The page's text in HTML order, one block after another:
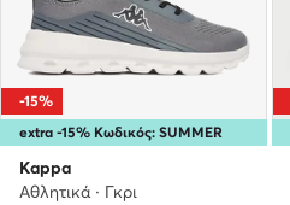
extra -15% Κωδικός: SUMMER
-15%
Kappa
Αθλητικά · Γκρι